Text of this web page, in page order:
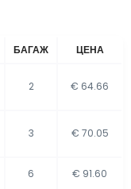
БАГАЖ ЦЕНА
2 € 64.66
3 € 70.05
6 € 91.60